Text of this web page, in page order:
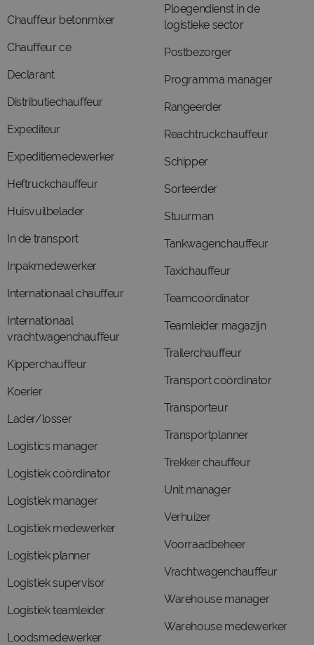
Chauffeur betonmixer
Chauffeur ce
Declarant
Distributiechauffeur
Expediteur
Expeditiemedewerker
Heftruckchauffeur
Huisvuilbelader
In de transport
Inpakmedewerker
Internationaal chauffeur
Internationaal
vrachtwagenchauffeur
Kipperchauffeur
Koerier
Lader/losser
Logistics manager
Logistiek coördinator
Logistiek manager
Logistiek medewerker
Logistiek planner
Logistiek supervisor
Logistiek teamleider
Loodsmedewerker
Ploegendienst in de
logistieke sector
Postbezorger
Programma manager
Rangeerder
Reachtruckchauffeur
Schipper
Sorteerder
Stuurman
Tankwagenchauffeur
Taxichauffeur
Teamcoördinator
Teamleider magazijn
Trailerchauffeur
Transport coördinator
Transporteur
Transportplanner
Trekker chauffeur
Unit manager
Verhuizer
Voorraadbeheer
Vrachtwagenchauffeur
Warehouse manager
Warehouse medewerker